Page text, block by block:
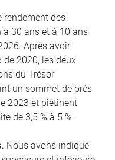
rendement des
30 ans et à 10 ans
Après avoir
2020, les deux
du Trésor
un sommet de près
2023 et piétinent
de 3,5 % à 5 %.
Nous avons indiqué